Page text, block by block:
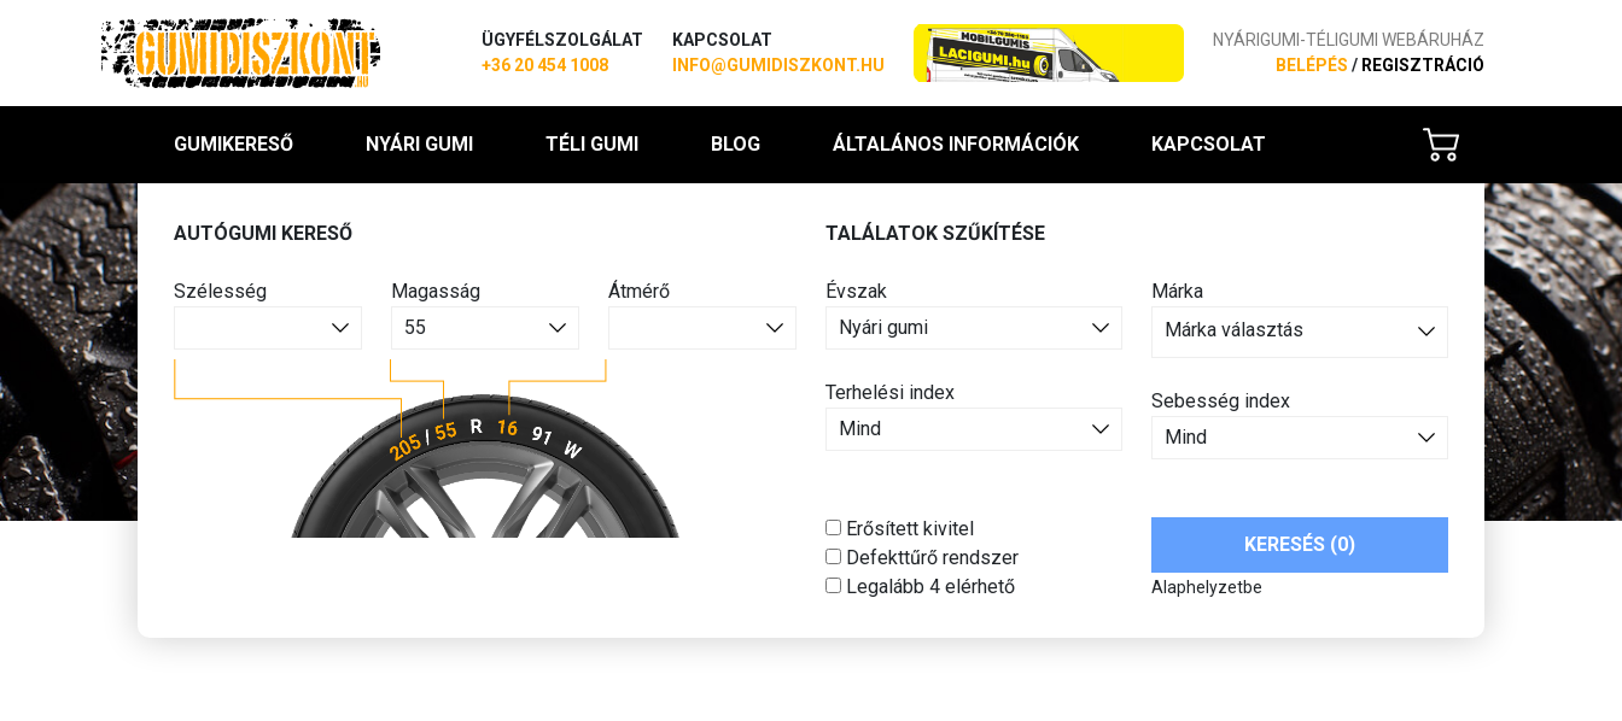
ÜGYFÉLSZOLGÁLAT
+36 20 454 1008
KAPCSOLAT
INFO@GUMIDISZKONT.HU
NYÁRIGUMI-TÉLIGUMI WEBÁRUHÁZ
BELÉPÉS / REGISZTRÁCIÓ
GUMIKERESŐ NYÁRI GUMI TÉLI GUMI BLOG ÁLTALÁNOS INFORMÁCIÓK KAPCSOLAT
AUTÓGUMI KERESŐ
Szélesség Magasság Átmérő
TALÁLATOK SZŰKÍTÉSE
Évszak
Terhelési index
Márka
Márka választás
Sebesség index
Erősített kivitel
Defekttűrő rendszer
Legalább 4 elérhető
KERESÉS (0)
Alaphelyzetbe